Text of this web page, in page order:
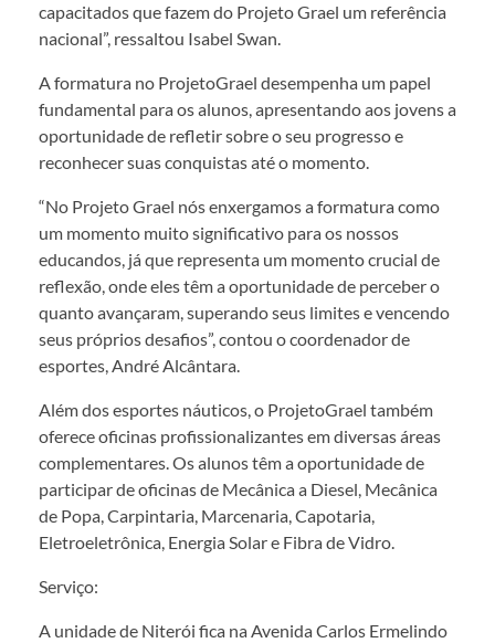
capacitados que fazem do Projeto Grael um referência
nacional”, ressaltou Isabel Swan.
A formatura no ProjetoGrael desempenha um papel
fundamental para os alunos, apresentando aos jovens a
oportunidade de refletir sobre o seu progresso e
reconhecer suas conquistas até o momento.
“No Projeto Grael nós enxergamos a formatura como
um momento muito significativo para os nossos
educandos, já que representa um momento crucial de
reflexão, onde eles têm a oportunidade de perceber o
quanto avançaram, superando seus limites e vencendo
seus próprios desafios”, contou o coordenador de
esportes, André Alcântara.
Além dos esportes náuticos, o ProjetoGrael também
oferece oficinas profissionalizantes em diversas áreas
complementares. Os alunos têm a oportunidade de
participar de oficinas de Mecânica a Diesel, Mecânica
de Popa, Carpintaria, Marcenaria, Capotaria,
Eletroeletrônica, Energia Solar e Fibra de Vidro.
Serviço:
A unidade de Niterói fica na Avenida Carlos Ermelindo